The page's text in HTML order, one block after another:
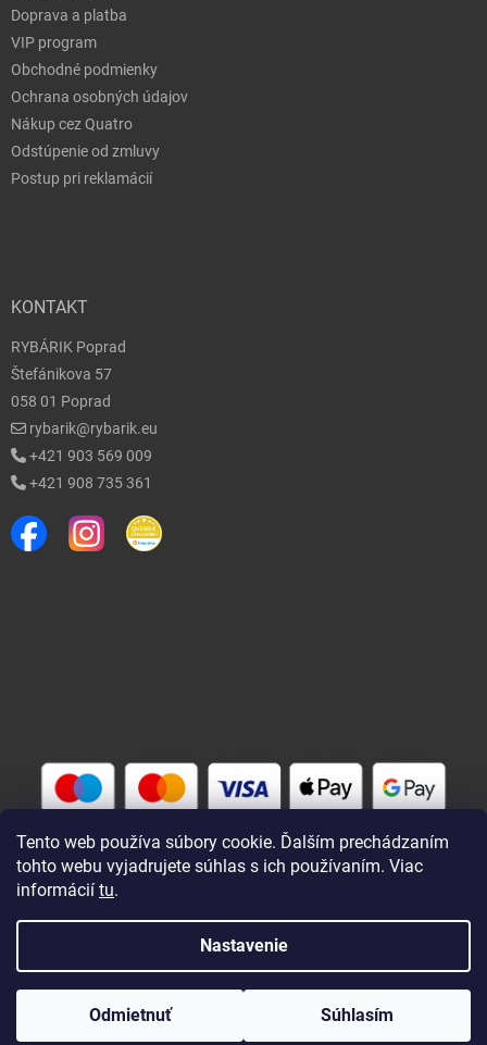
Tento web používa súbory cookie. Ďalším prechádzaním
tohto webu vyjadrujete súhlas s ich používaním. Viac
informácií tu.
Nastavenie
Odmietnuť Súhlasím
Doprava a platba
VIP program
Obchodné podmienky
Ochrana osobných údajov
Nákup cez Quatro
Odstúpenie od zmluvy
Postup pri reklamácií
KONTAKT
RYBÁRIK Poprad
Štefánikova 57
058 01 Poprad
rybarik@rybarik.eu
+421 903 569 009
+421 908 735 361
Rybárik eu - rybárske potreby
vyhradené.
Upraviť nastavenie cookies